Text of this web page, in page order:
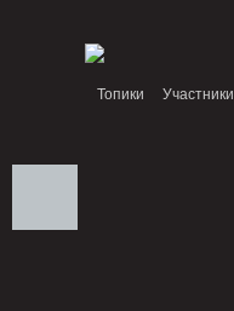
Топики Участники